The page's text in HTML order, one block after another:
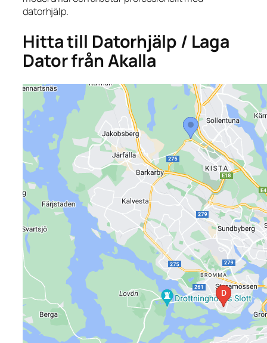
datorhjälp.
Hitta till Datorhjälp / Laga
Dator från Akalla